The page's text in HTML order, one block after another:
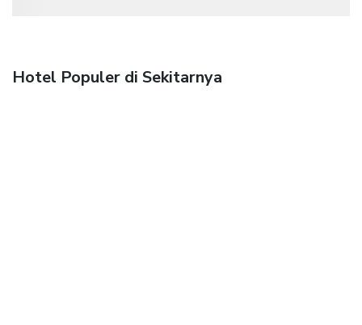
Hotel Populer di Sekitarnya